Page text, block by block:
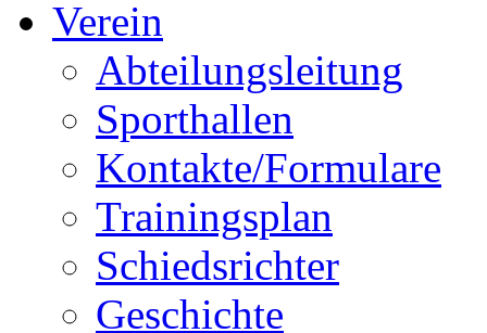
Verein
Abteilungsleitung
Sporthallen
Kontakte/Formulare
Trainingsplan
Schiedsrichter
Geschichte